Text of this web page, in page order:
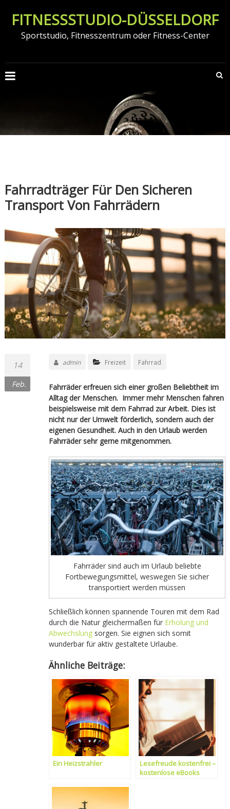
Inhalt
springenFITNESSSTUDIO-DÜSSELDORF
Sportstudio, Fitnesszentrum oder Fitness-Center
Fahrradträger Für Den Sicheren
Transport Von Fahrrädern
14
Feb.
admin Freizeit Fahrrad
Fahrräder erfreuen sich einer großen Beliebtheit im
Alltag der Menschen. Immer mehr Menschen fahren
beispielsweise mit dem Fahrrad zur Arbeit. Dies ist
nicht nur der Umwelt förderlich, sondern auch der
eigenen Gesundheit. Auch in den Urlaub werden
Fahrräder sehr gerne mitgenommen.
Fahrräder sind auch im Urlaub beliebte
Fortbewegungsmittel, weswegen Sie sicher
transportiert werden müssen
Schließlich können spannende Touren mit dem Rad
durch die Natur gleichermaßen für Erholung und
Abwechslungsorgen. Sie eignen sich somit
wunderbar für aktiv gestaltete Urlaube.
Ähnliche Beiträge:
Ein Heizstrahler
Lesefreude kostenfrei –
kostenlose eBooks